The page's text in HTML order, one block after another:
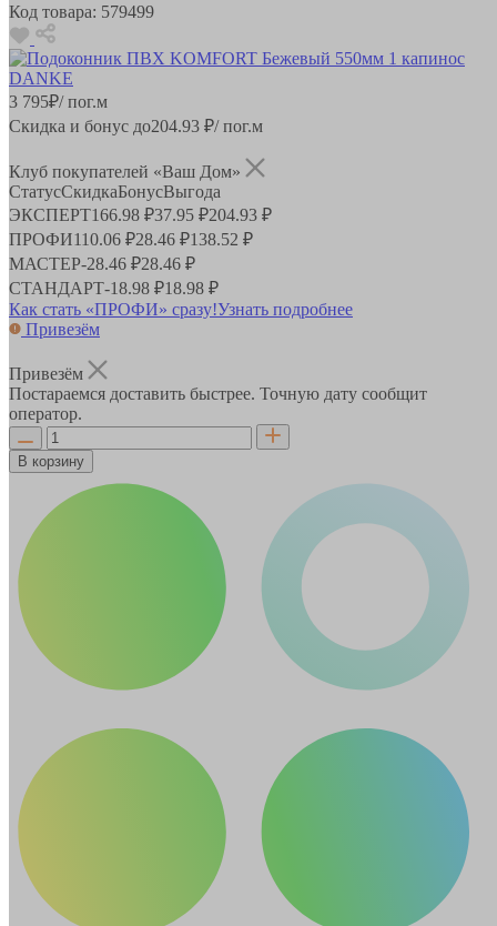
Код товара: 579499
3 795₽/ пог.м
Скидка и бонус до204.93 ₽/ пог.м
Клуб покупателей «Ваш Дом»
СтатусСкидкаБонусВыгода
ЭКСПЕРТ166.98 ₽37.95 ₽204.93 ₽
ПРОФИ110.06 ₽28.46 ₽138.52 ₽
МАСТЕР-28.46 ₽28.46 ₽
СТАНДАРТ-18.98 ₽18.98 ₽
Как стать «ПРОФИ» сразу!Узнать подробнее
Привезём
Привезём
Постараемся доставить быстрее. Точную дату сообщит
оператор.
В корзину